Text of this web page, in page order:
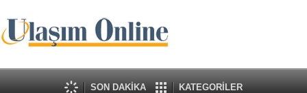
SON DAKİKA KATEGORİLER